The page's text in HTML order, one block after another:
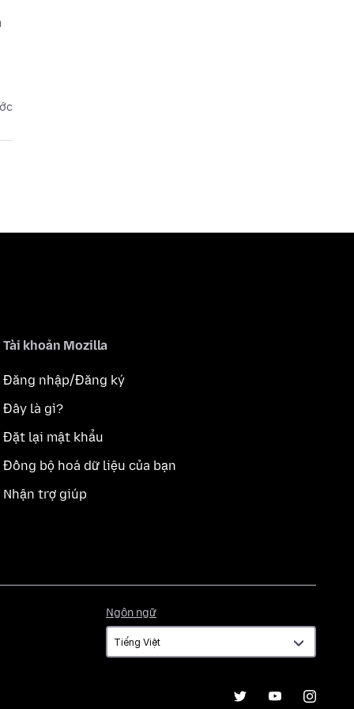
Tài khoản Mozilla
Đăng nhập/Đăng ký
Đây là gì?
Đặt lại mật khẩu
Đồng bộ hoá dữ liệu của bạn
Nhận trợ giúp
Ngôn ngữ
ngữ